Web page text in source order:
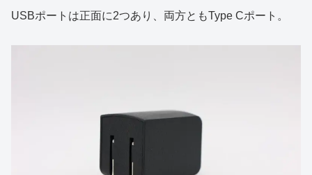
USBポートは正面に2つあり、両方ともType Cポート。